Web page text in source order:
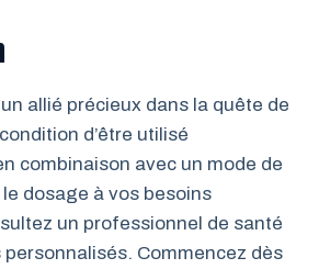
allié précieux dans la quête de
d’être utilisé
combinaison avec un mode de
dosage à vos besoins
un professionnel de santé
personnalisés. Commencez dès